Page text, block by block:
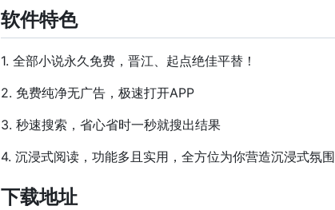
软件特色
1. 全部小说永久免费，晋江、起点绝佳平替！
2. 免费纯净无广告，极速打开APP
3. 秒速搜索，省心省时一秒就搜出结果
4. 沉浸式阅读，功能多且实用，全方位为你营造沉浸式氛围
下载地址